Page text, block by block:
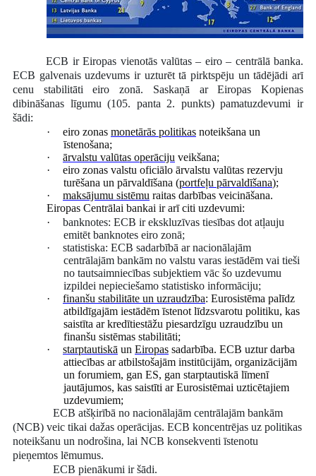
ECB ir Eiropas vienotās valūtas – eiro – centrālā banka.
ECB galvenais uzdevums ir uzturēt tā pirktspēju un tādējādi arī
cenu stabilitāti eiro zonā. Saskaņā ar Eiropas Kopienas
dibināšanas līgumu (105. panta 2. punkts) pamatuzdevumi ir
šādi:
·
eiro zonas monetārās politikas noteikšana un
īstenošana;
·
ārvalstu valūtas operāciju veikšana;
·
eiro zonas valstu oficiālo ārvalstu valūtas rezervju
turēšana un pārvaldīšana (portfeļu pārvaldīšana);
·
maksājumu sistēmu raitas darbības veicināšana.
Eiropas Centrālai bankai ir arī citi uzdevumi:
·
banknotes: ECB ir ekskluzīvas tiesības dot atļauju
emitēt banknotes eiro zonā;
·
statistiska: ECB sadarbībā ar nacionālajām
centrālajām bankām no valstu varas iestādēm vai tieši
no tautsaimniecības subjektiem vāc šo uzdevumu
izpildei nepieciešamo statistisko informāciju;
·
finanšu stabilitāte un uzraudzība: Eurosistēma palīdz
atbildīgajām iestādēm īstenot līdzsvarotu politiku, kas
saistīta ar kredītiestāžu piesardzīgu uzraudzību un
finanšu sistēmas stabilitāti;
·
starptautiskā un Eiropas sadarbība. ECB uztur darba
attiecības ar atbilstošajām institūcijām, organizācijām
un forumiem, gan ES, gan starptautiskā līmenī
jautājumos, kas saistīti ar Eurosistēmai uzticētajiem
uzdevumiem;
ECB atšķirībā no nacionālajām centrālajām bankām
(NCB) veic tikai dažas operācijas. ECB koncentrējas uz politikas
noteikšanu un nodrošina, lai NCB konsekventi īstenotu
pieņemtos lēmumus.
ECB pienākumi ir šādi.